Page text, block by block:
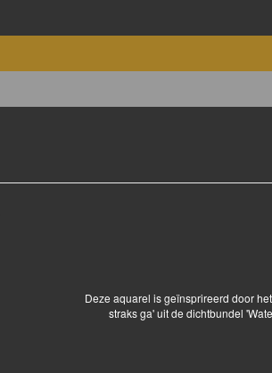
Deze aquarel is geïnsprireerd door
straks ga' uit de dichtbundel